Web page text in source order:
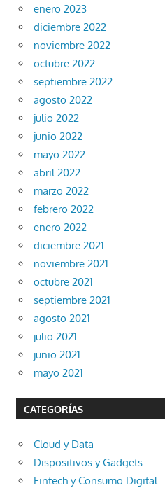
enero 2023
diciembre 2022
noviembre 2022
octubre 2022
septiembre 2022
agosto 2022
julio 2022
junio 2022
mayo 2022
abril 2022
marzo 2022
febrero 2022
enero 2022
diciembre 2021
noviembre 2021
octubre 2021
septiembre 2021
agosto 2021
julio 2021
junio 2021
mayo 2021
CATEGORÍAS
Cloud y Data
Dispositivos y Gadgets
Fintech y Consumo Digital